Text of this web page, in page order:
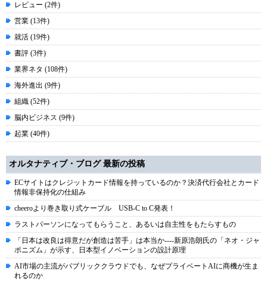
レビュー (2件)
営業 (13件)
就活 (19件)
書評 (3件)
業界ネタ (108件)
海外進出 (9件)
組織 (52件)
脳内ビジネス (9件)
起業 (40件)
オルタナティブ・ブログ 最新の投稿
ECサイトはクレジットカード情報を持っているのか？決済代行会社とカード
情報非保持化の仕組み
cheeroより巻き取り式ケーブル USB-C to C発表！
ラストパーソンになってもらうこと、あるいは自主性をもたらすもの
「日本は改良は得意だが創造は苦手」は本当か----新原浩朗氏の「ネオ・ジャ
ポニズム」が示す、日本型イノベーションの設計原理
AI市場の主流がパブリッククラウドでも、なぜプライベートAIに商機が生ま
れるのか